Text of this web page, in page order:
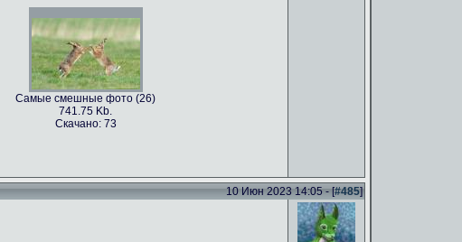
Самые смешные фото (26)
741.75 Kb.
Скачано: 73
10 Июн 2023 14:05 - [#485]